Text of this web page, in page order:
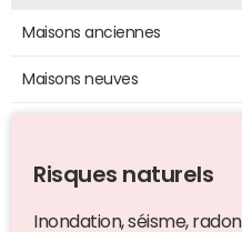
Maisons anciennes
Maisons neuves
Risques naturels
Inondation, séisme,